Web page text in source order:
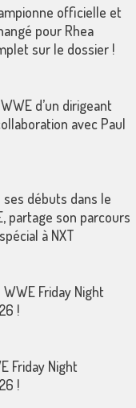
officielle et
pour Rhea
sur le dossier !
d’un dirigeant
avec Paul
débuts dans le
partage son parcours
à NXT
Friday Night
!
Friday Night
!